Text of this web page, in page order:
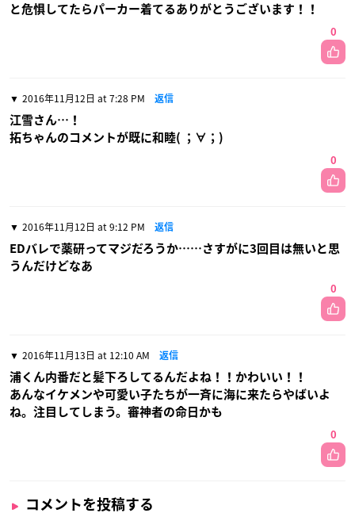
と危惧してたらパーカー着てるありがとうございます！！
0
2016年11月12日 at 7:28 PM 返信
江雪さん…！
拓ちゃんのコメントが既に和睦( ；∀；)
0
2016年11月12日 at 9:12 PM 返信
EDバレで薬研ってマジだろうか……さすがに3回目は無いと思
うんだけどなあ
0
2016年11月13日 at 12:10 AM 返信
浦くん内番だと髪下ろしてるんだよね！！かわいい！！
あんなイケメンや可愛い子たちが一斉に海に来たらやばいよ
ね。注目してしまう。審神者の命日かも
0
コメントを投稿する